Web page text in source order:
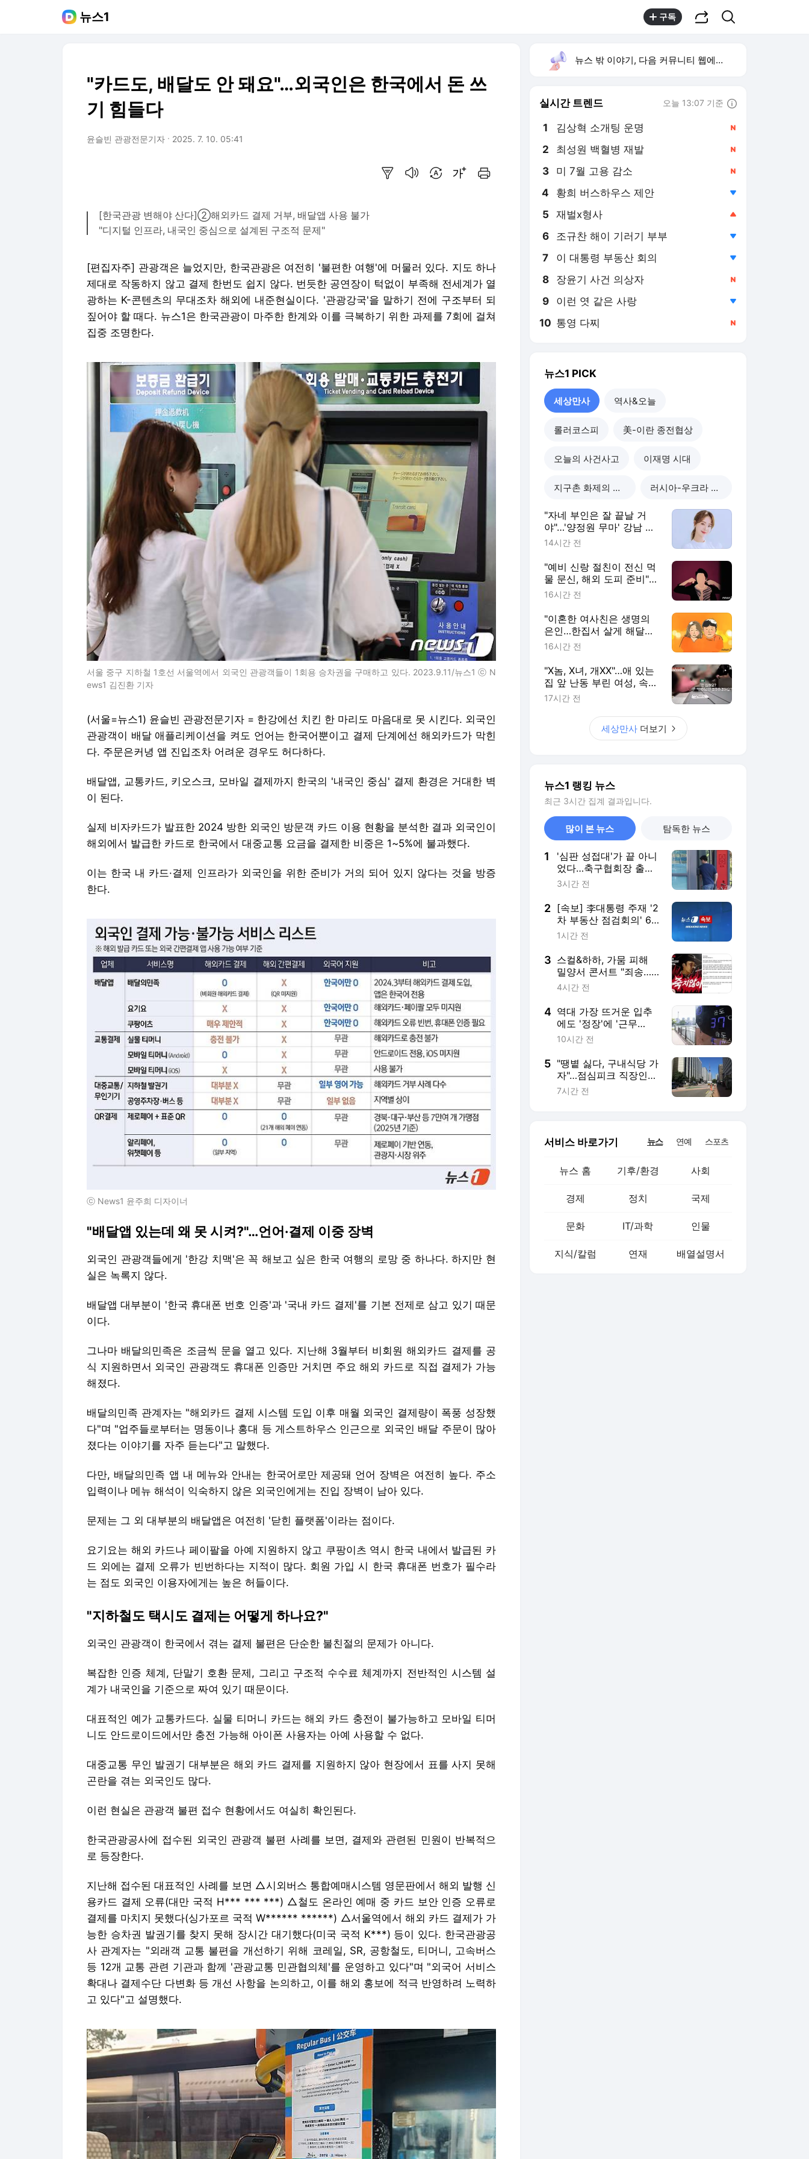
뉴스1 구독
"카드도, 배달도 안 돼요"…외국인은 한국에서 돈 쓰
기 힘들다
윤슬빈 관광전문기자 2025. 7. 10. 05:41
[한국관광 변해야 산다]②해외카드 결제 거부, 배달앱 사용 불가
"디지털 인프라, 내국인 중심으로 설계된 구조적 문제"
[편집자주] 관광객은 늘었지만, 한국관광은 여전히 '불편한 여행'에 머물러 있다. 지도 하나
제대로 작동하지 않고 결제 한번도 쉽지 않다. 번듯한 공연장이 턱없이 부족해 전세계가 열
광하는 K-콘텐츠의 무대조차 해외에 내준현실이다. '관광강국'을 말하기 전에 구조부터 되
짚어야 할 때다. 뉴스1은 한국관광이 마주한 한계와 이를 극복하기 위한 과제를 7회에 걸쳐
집중 조명한다.
서울 중구 지하철 1호선 서울역에서 외국인 관광객들이 1회용 승차권을 구매하고 있다. 2023.9.11/뉴스1 ⓒ N
ews1 김진환 기자
(서울=뉴스1) 윤슬빈 관광전문기자 = 한강에선 치킨 한 마리도 마음대로 못 시킨다. 외국인
관광객이 배달 애플리케이션을 켜도 언어는 한국어뿐이고 결제 단계에선 해외카드가 막힌
다. 주문은커녕 앱 진입조차 어려운 경우도 허다하다.
배달앱, 교통카드, 키오스크, 모바일 결제까지 한국의 '내국인 중심' 결제 환경은 거대한 벽
이 된다.
실제 비자카드가 발표한 2024 방한 외국인 방문객 카드 이용 현황을 분석한 결과 외국인이
해외에서 발급한 카드로 한국에서 대중교통 요금을 결제한 비중은 1~5%에 불과했다.
이는 한국 내 카드·결제 인프라가 외국인을 위한 준비가 거의 되어 있지 않다는 것을 방증
한다.
ⓒ News1 윤주희 디자이너
"배달앱 있는데 왜 못 시켜?"…언어·결제 이중 장벽
외국인 관광객들에게 '한강 치맥'은 꼭 해보고 싶은 한국 여행의 로망 중 하나다. 하지만 현
실은 녹록지 않다.
배달앱 대부분이 '한국 휴대폰 번호 인증'과 '국내 카드 결제'를 기본 전제로 삼고 있기 때문
이다.
그나마 배달의민족은 조금씩 문을 열고 있다. 지난해 3월부터 비회원 해외카드 결제를 공
식 지원하면서 외국인 관광객도 휴대폰 인증만 거치면 주요 해외 카드로 직접 결제가 가능
해졌다.
배달의민족 관계자는 "해외카드 결제 시스템 도입 이후 매월 외국인 결제량이 폭풍 성장했
다"며 "업주들로부터는 명동이나 홍대 등 게스트하우스 인근으로 외국인 배달 주문이 많아
졌다는 이야기를 자주 듣는다"고 말했다.
다만, 배달의민족 앱 내 메뉴와 안내는 한국어로만 제공돼 언어 장벽은 여전히 높다. 주소
입력이나 메뉴 해석이 익숙하지 않은 외국인에게는 진입 장벽이 남아 있다.
문제는 그 외 대부분의 배달앱은 여전히 '닫힌 플랫폼'이라는 점이다.
요기요는 해외 카드나 페이팔을 아예 지원하지 않고 쿠팡이츠 역시 한국 내에서 발급된 카
드 외에는 결제 오류가 빈번하다는 지적이 많다. 회원 가입 시 한국 휴대폰 번호가 필수라
는 점도 외국인 이용자에게는 높은 허들이다.
"지하철도 택시도 결제는 어떻게 하나요?"
외국인 관광객이 한국에서 겪는 결제 불편은 단순한 불친절의 문제가 아니다.
복잡한 인증 체계, 단말기 호환 문제, 그리고 구조적 수수료 체계까지 전반적인 시스템 설
계가 내국인을 기준으로 짜여 있기 때문이다.
대표적인 예가 교통카드다. 실물 티머니 카드는 해외 카드 충전이 불가능하고 모바일 티머
니도 안드로이드에서만 충전 가능해 아이폰 사용자는 아예 사용할 수 없다.
대중교통 무인 발권기 대부분은 해외 카드 결제를 지원하지 않아 현장에서 표를 사지 못해
곤란을 겪는 외국인도 많다.
이런 현실은 관광객 불편 접수 현황에서도 여실히 확인된다.
한국관광공사에 접수된 외국인 관광객 불편 사례를 보면, 결제와 관련된 민원이 반복적으
로 등장한다.
지난해 접수된 대표적인 사례를 보면 △시외버스 통합예매시스템 영문판에서 해외 발행 신
용카드 결제 오류(대만 국적 H*** *** ***) △철도 온라인 예매 중 카드 보안 인증 오류로
결제를 마치지 못했다(싱가포르 국적 W****** ******) △서울역에서 해외 카드 결제가 가
능한 승차권 발권기를 찾지 못해 장시간 대기했다(미국 국적 K***) 등이 있다. 한국관광공
사 관계자는 "외래객 교통 불편을 개선하기 위해 코레일, SR, 공항철도, 티머니, 고속버스
등 12개 교통 관련 기관과 함께 '관광교통 민관협의체'를 운영하고 있다"며 "외국어 서비스
확대나 결제수단 다변화 등 개선 사항을 논의하고, 이를 해외 홍보에 적극 반영하려 노력하
고 있다"고 설명했다.
뉴스 밖 이야기, 다음 커뮤니티 웹에서 보기
실시간 트렌드 오늘 13:07 기준
1 김상혁 소개팅 운명
2 최성원 백혈병 재발
3 미 7월 고용 감소
4 황희 버스하우스 제안
5 재벌x형사
6 조규찬 해이 기러기 부부
7 이 대통령 부동산 회의
8 장윤기 사건 의상자
9 이런 엿 같은 사랑
10 통영 다찌
뉴스1 PICK
세상만사 역사&오늘
롤러코스피 美-이란 종전협상
오늘의 사건사고 이재명 시대
지구촌 화제의 뉴스 러시아-우크라 전쟁
"자네 부인은 잘 끝날 거
야"…'양정원 무마' 강남 경
찰, 다른 돈도 받은 정황
14시간 전
"예비 신랑 절친이 전신 먹
물 문신, 해외 도피 준비"…
예비 신부 '혼란'
16시간 전
"이혼한 여사친은 생명의
은인…한집서 살게 해달라"
남편 요구에 '절망'
16시간 전
"X놈, X녀, 개XX"…애 있는
집 앞 난동 부린 여성, 속옷
까지 훌러덩[영상]
17시간 전
세상만사 더보기
뉴스1 랭킹 뉴스
최근 3시간 집계 결과입니다.
많이 본 뉴스 탐독한 뉴스
1
'심판 성접대'가 끝 아니
었다…축구협회장 출장
에 부인 3회 동반 '펑펑'
3시간 전
2 [속보] 李대통령 주재 '2
차 부동산 점검회의' 6
시간만에 종료
1시간 전
3 스컬&하하, 가뭄 피해
밀양서 콘서트 "죄송…
출연료 전액 기부할 것"
4시간 전
4 역대 가장 뜨거운 입추
에도 '정장'에 '근무
복'…"반바지? 꿈도 못
10시간 전
5 "땡볕 싫다, 구내식당 가
자"…점심피크 직장인
사라진 식당가 [르포]
7시간 전
서비스 바로가기 뉴스 연예 스포츠
뉴스 홈 기후/환경 사회
경제 정치 국제
문화 IT/과학 인물
지식/칼럼 연재 배열설명서